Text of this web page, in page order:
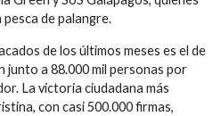
de palangre.
de los últimos meses es el de
junto a 88.000 mil personas por
La victoria ciudadana más
con casi 500.000 firmas,